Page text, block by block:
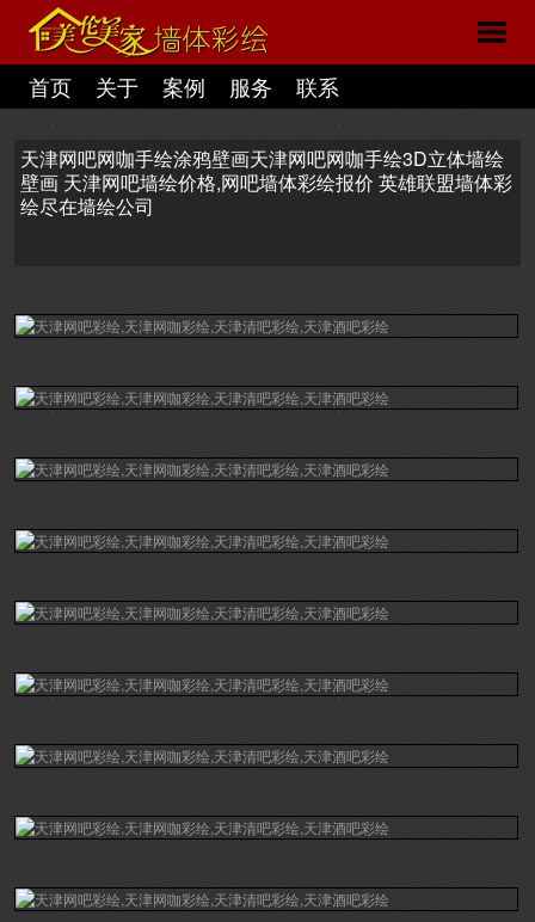
首页 关于 案例 服务 联系
天津网吧网咖手绘涂鸦壁画天津网吧网咖手绘3D立体墙绘
壁画 天津网吧墙绘价格,网吧墙体彩绘报价 英雄联盟墙体彩
绘尽在墙绘公司